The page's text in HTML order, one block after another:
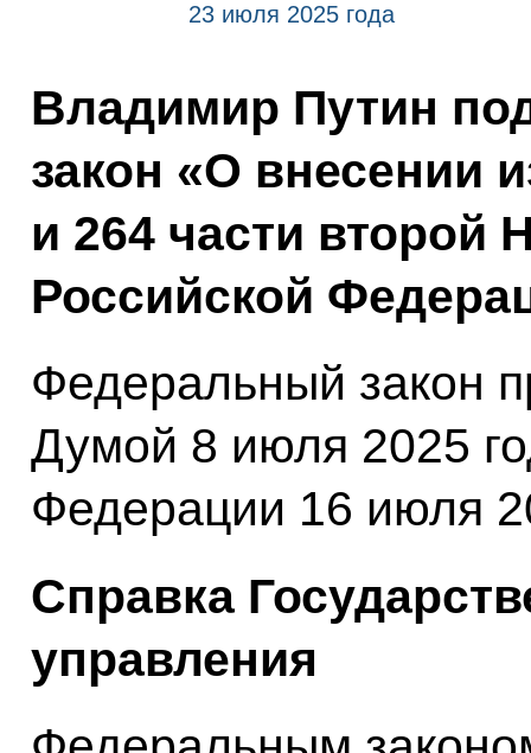
23 июля 2025 года
Владимир Путин
закон «О внесении
и 264 части второй
Российской
Федеральный закон
Думой 8 июля 2025
Федерации 16 июля
Справка
управления